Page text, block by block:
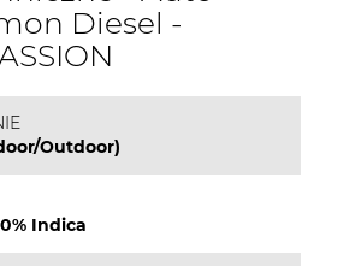
Diesel -
Outdoor)
Indica